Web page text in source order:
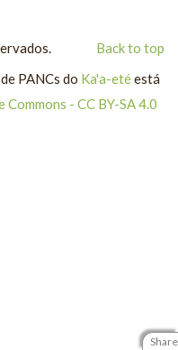
Back to top
PANCs do Ka'a-etéestá
Commons - CC BY-SA 4.0
Share